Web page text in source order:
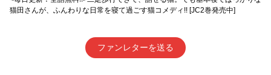
猫田さんが、ふんわりな日常を寝て過ごす猫コメディ!! [JC2巻発売中]
ファンレターを送る